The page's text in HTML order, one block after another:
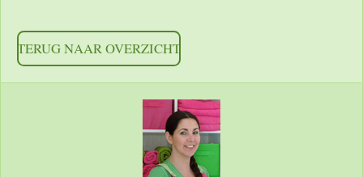
TERUG NAAR OVERZICHT